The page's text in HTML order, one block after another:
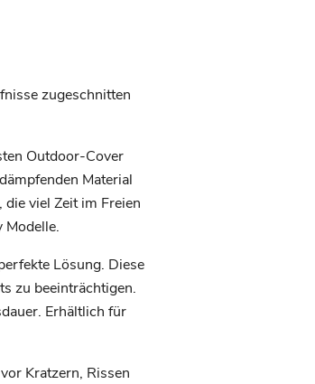
zugeschnitten
Outdoor-Cover
Material
viel Zeit im Freien
Modelle.
Lösung. Diese
zu beeinträchtigen.
Erhältlich für
Kratzern, Rissen